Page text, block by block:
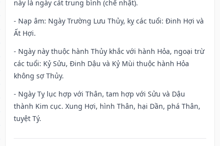
này là ngày cát trung bình (chế nhật).
- Nạp âm: Ngày Trường Lưu Thủy, kỵ các tuổi: Đinh Hợi và
Ất Hợi.
- Ngày này thuộc hành Thủy khắc với hành Hỏa, ngoại trừ
các tuổi: Kỷ Sửu, Đinh Dậu và Kỷ Mùi thuộc hành Hỏa
không sợ Thủy.
- Ngày Tỵ lục hợp với Thân, tam hợp với Sửu và Dậu
thành Kim cục. Xung Hợi, hình Thân, hại Dần, phá Thân,
tuyệt Tý.